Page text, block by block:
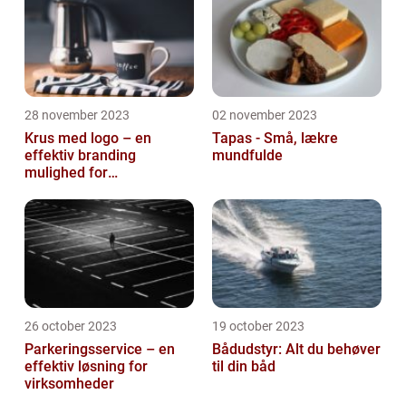
28 november 2023
Krus med logo – en
effektiv branding
mulighed for
02 november 2023
Tapas - Små, lækre
mundfulde
26 october 2023
Parkeringsservice – en
effektiv løsning for
virksomheder
19 october 2023
Bådudstyr: Alt du behøver
til din båd